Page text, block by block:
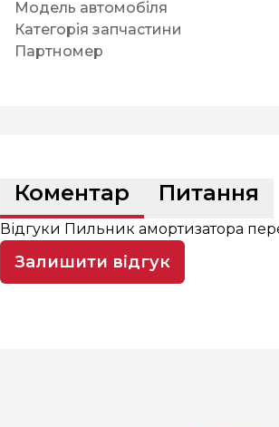
Модель автомобіля
Категорія запчастини
Партномер
Коментар Питання
Відгуки Пильник амортизатора
Залишити відгук